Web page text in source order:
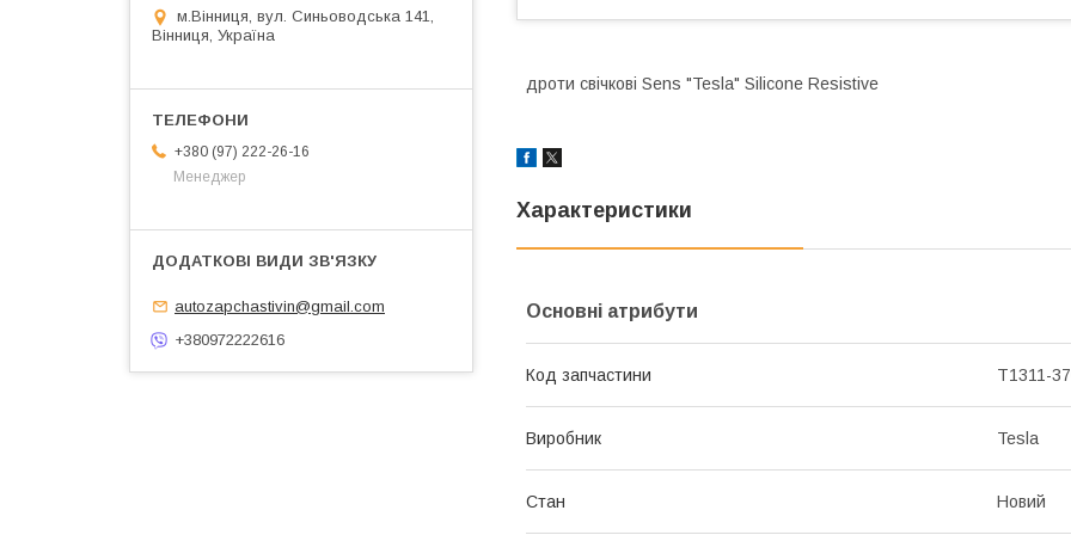
дроти свічкові Sens "Tesla" Silicone Resistive
Характеристики
Основні атрибути
Код запчастини T1311-
Виробник Tesla
Стан Новий
м.Вінниця, вул. Синьоводська 141,
Вінниця, Україна
+380 (97) 222-26-16
Менеджер
autozapchastivin@gmail.com
+380972222616